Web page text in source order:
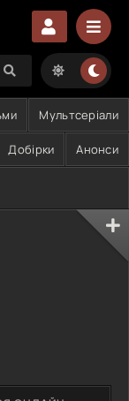
Мультсеріали
Добірки Анонси